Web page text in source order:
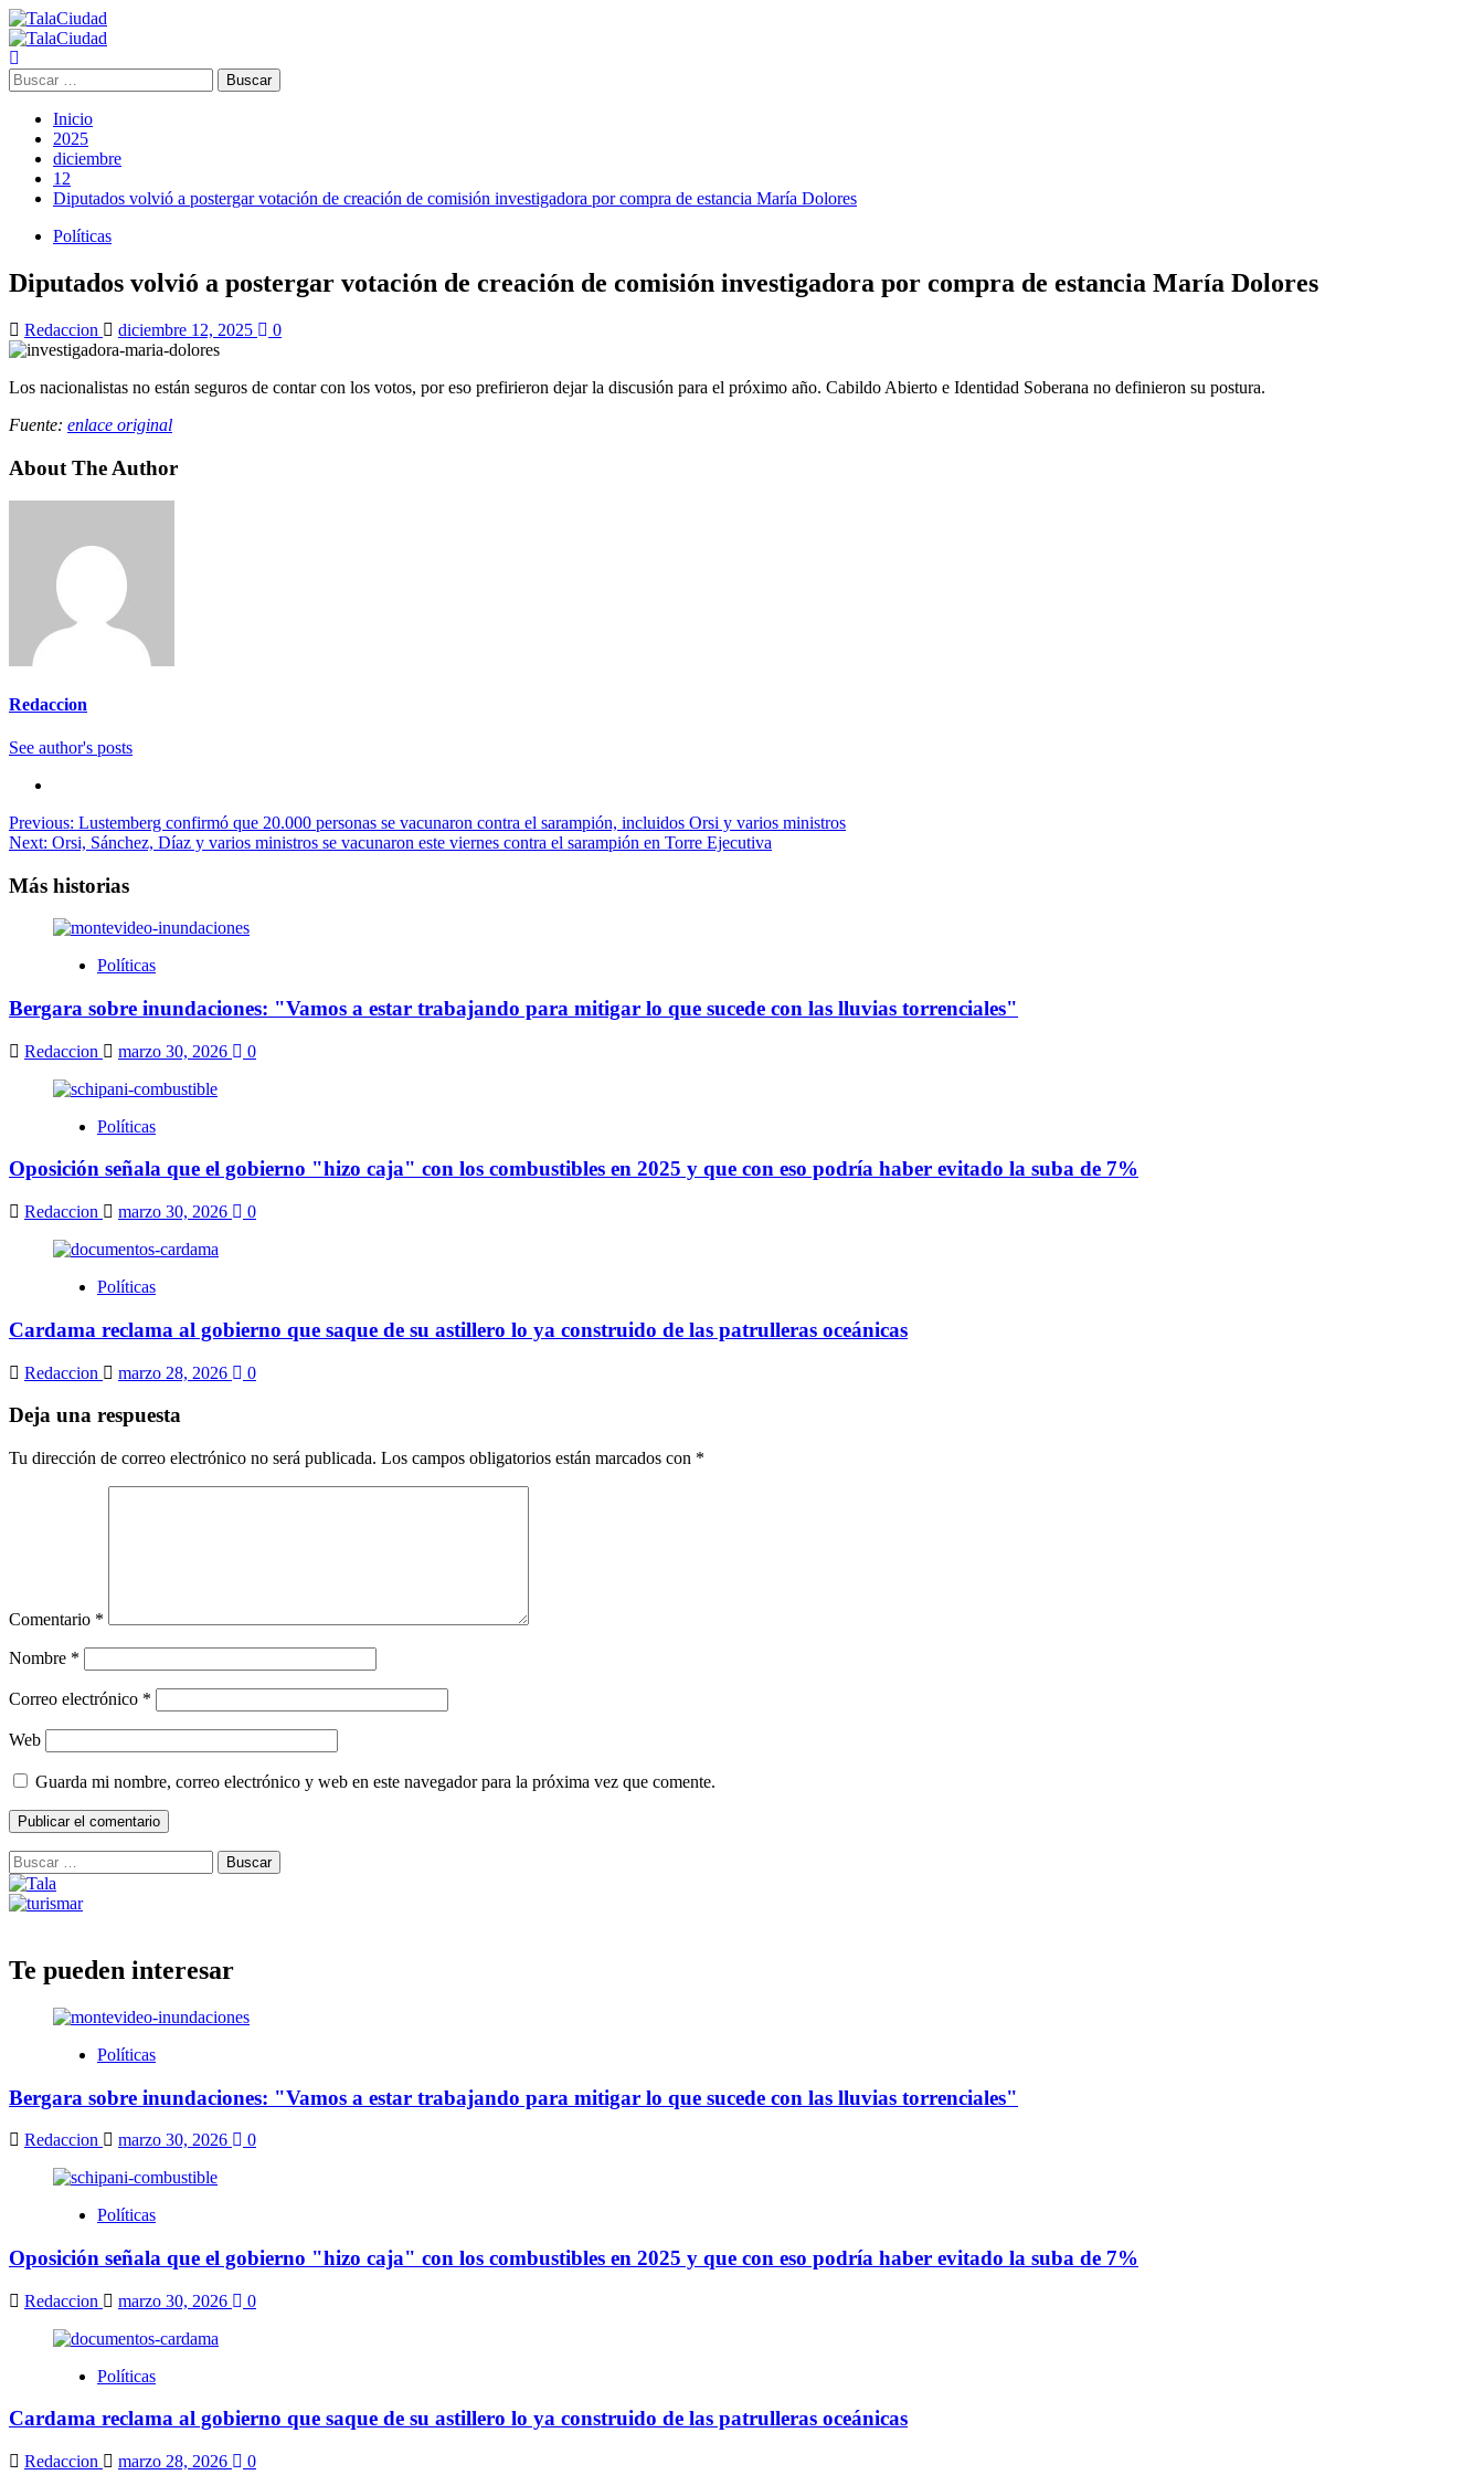
Saltar
al
contenido
Menú
principal
Buscar:
Inicio
2025
diciembre
12
Diputados volvió a postergar votación de creación de comisión investigadora por compra de estancia María Dolores
Políticas
Diputados volvió a postergar votación de creación de comisión investigadora por compra de estancia María Dolores
Redaccion diciembre 12, 2025 0
Los nacionalistas no están seguros de contar con los votos, por eso prefirieron dejar la discusión para el próximo año. Cabildo Abierto e Identidad Soberana no definieron su postura.
Fuente: enlace original
About The Author
Redaccion
See author's posts
Navegación
de
entradas
Previous: Lustemberg confirmó que 20.000 personas se vacunaron contra el sarampión, incluidos Orsi y varios ministros
Next: Orsi, Sánchez, Díaz y varios ministros se vacunaron este viernes contra el sarampión en Torre Ejecutiva
Más historias
Políticas
Bergara sobre inundaciones: "Vamos a estar trabajando para mitigar lo que sucede con las lluvias torrenciales"
Redaccion marzo 30, 2026 0
Políticas
Oposición señala que el gobierno "hizo caja" con los combustibles en 2025 y que con eso podría haber evitado la suba de 7%
Redaccion marzo 30, 2026 0
Políticas
Cardama reclama al gobierno que saque de su astillero lo ya construido de las patrulleras oceánicas
Redaccion marzo 28, 2026 0
Deja una respuesta
Tu dirección de correo electrónico no será publicada. Los campos obligatorios están marcados con *
Comentario *
Nombre *
Correo electrónico *
Web
Guarda mi nombre, correo electrónico y web en este navegador para la próxima vez que comente.
Buscar:
Te pueden interesar
Políticas
Bergara sobre inundaciones: "Vamos a estar trabajando para mitigar lo que sucede con las lluvias torrenciales"
Redaccion marzo 30, 2026 0
Políticas
Oposición señala que el gobierno "hizo caja" con los combustibles en 2025 y que con eso podría haber evitado la suba de 7%
Redaccion marzo 30, 2026 0
Políticas
Cardama reclama al gobierno que saque de su astillero lo ya construido de las patrulleras oceánicas
Redaccion marzo 28, 2026 0